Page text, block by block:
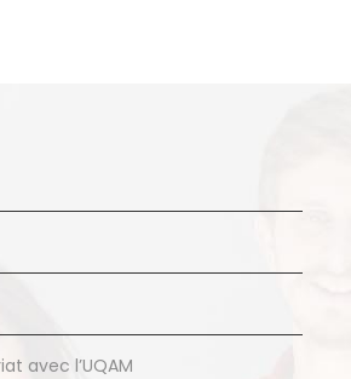
avec l’UQAM